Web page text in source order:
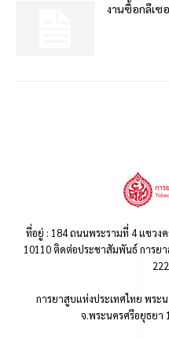
งานซื้อกลีเซ
ที่อยู่ : 184 ถนนพระรามที่ 4 แขวง
10110 ติดต่อประชาสัมพันธ์ การย
การยาสูบแห่งประเทศไทย พระ
จ.พระนครศรีอยุธยา